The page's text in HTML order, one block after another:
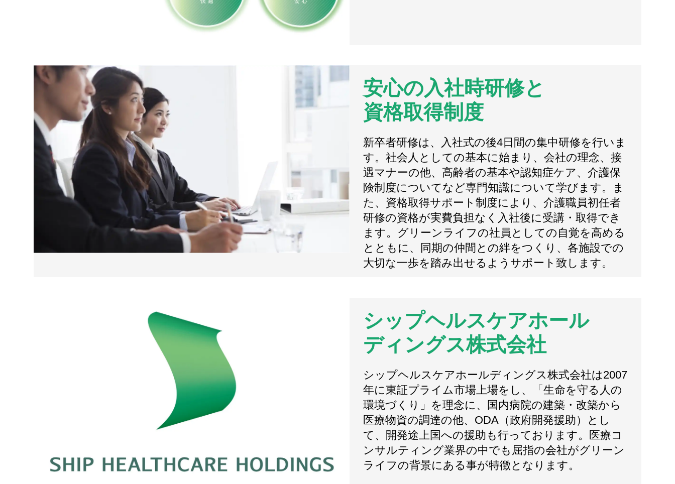
安心の入社時研修と
資格取得制度
新卒者研修は、入社式の後4日間の集中研修を行いま
す。社会人としての基本に始まり、会社の理念、接
遇マナーの他、高齢者の基本や認知症ケア、介護保
険制度についてなど専門知識について学びます。ま
た、資格取得サポート制度により、介護職員初任者
研修の資格が実費負担なく入社後に受講・取得でき
ます。グリーンライフの社員としての自覚を高める
とともに、同期の仲間との絆をつくり、各施設での
大切な一歩を踏み出せるようサポート致します。
シップヘルスケアホール
ディングス株式会社
シップヘルスケアホールディングス株式会社は2007
年に東証プライム市場上場をし、「生命を守る人の
環境づくり」を理念に、国内病院の建築・改築から
医療物資の調達の他、ODA（政府開発援助）とし
て、開発途上国への援助も行っております。医療コ
ンサルティング業界の中でも屈指の会社がグリーン
ライフの背景にある事が特徴となります。